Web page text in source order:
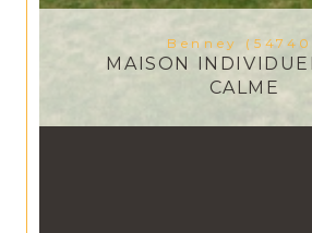
Benney
MAISON
CALME